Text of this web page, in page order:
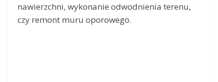
nawierzchni, wykonanie odwodnienia terenu,
czy remont muru oporowego.